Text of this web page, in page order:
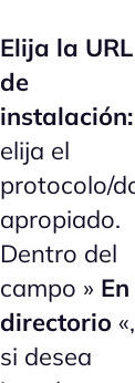
Elija la URL
de
instalación:
elija el
protocolo/
apropiado.
Dentro del
campo » En
directorio «,
si desea